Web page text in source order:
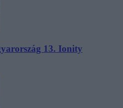
13. Ionity